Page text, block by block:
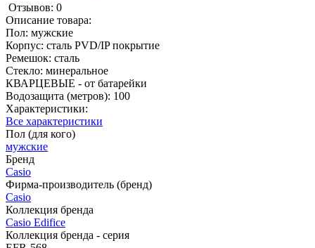
Отзывов: 0
Описание товара:
Пол: мужские
Корпус: сталь PVD/IP покрытие
Ремешок: сталь
Стекло: минеральное
КВАРЦЕВЫЕ - от батарейки
Водозащита (метров): 100
Характеристики:
Все характеристики
Пол (для кого)
мужские
Бренд
Casio
Фирма-производитель (бренд)
Casio
Коллекция бренда
Casio Edifice
Коллекция бренда - серия